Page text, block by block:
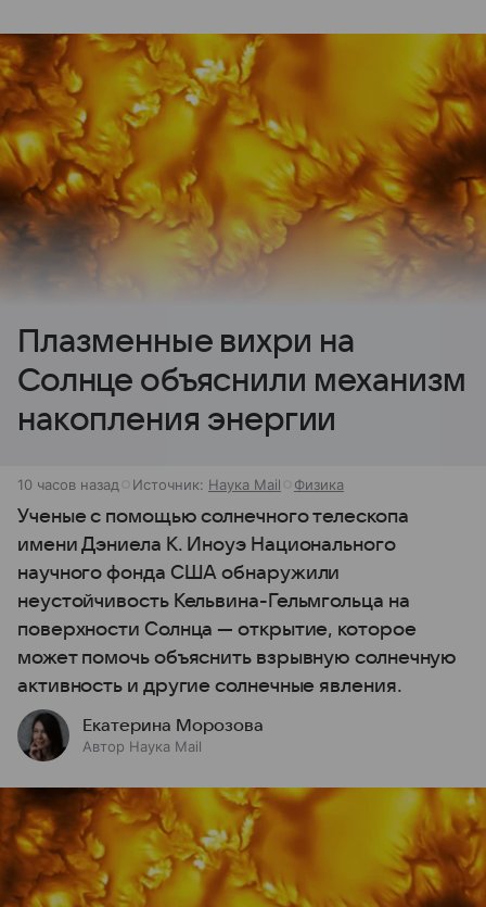
Плазменные вихри на
Солнце объяснили механизм
накопления энергии
10 часов назад Источник: Наука Mail Физика
Ученые с помощью солнечного телескопа
имени Дэниела К. Иноуэ Национального
научного фонда США обнаружили
неустойчивость Кельвина-Гельмгольца на
поверхности Солнца — открытие, которое
может помочь объяснить взрывную солнечную
активность и другие солнечные явления.
Екатерина Морозова
Автор Наука Mail